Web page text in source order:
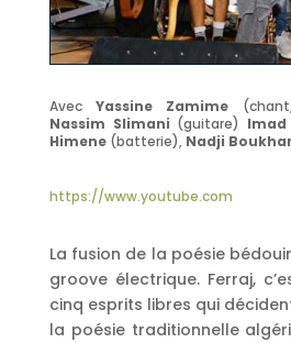
AvecYassine Zamime
Nassim Slimani (guitare)
Himene(batterie), Nadji
https://www.youtube.com
La fusion de la poésie
groove électrique. Ferraj,
cinq esprits libres qui
la poésie traditionnelle